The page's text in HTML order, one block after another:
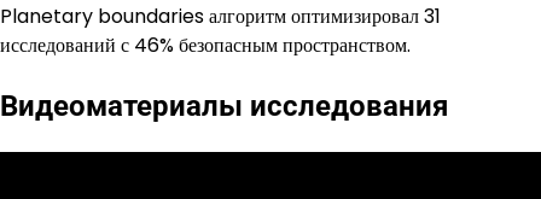
Planetary boundaries алгоритм оптимизировал 31
исследований с 46% безопасным пространством.
Видеоматериалы исследования